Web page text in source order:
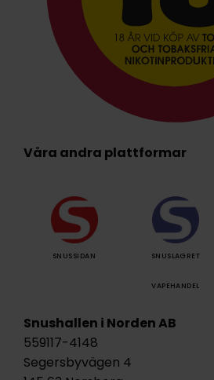
Våra andra plattformar
SNUSSIDAN SNUSLAGRET
VAPEHANDEL
Snushallen i Norden AB
559117-4148
Segersbyvägen 4